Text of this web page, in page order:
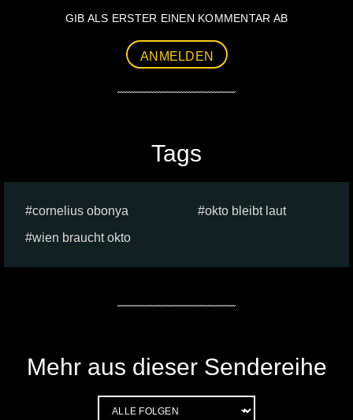
GIB ALS ERSTER EINEN KOMMENTAR AB
ANMELDEN
Tags
cornelius obonya
okto bleibt laut
wien braucht okto
Mehr aus dieser Sendereihe